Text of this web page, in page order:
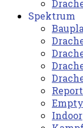
Spektrum
Indoor